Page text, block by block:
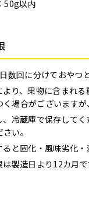
50g以内
数回に分けておやつ
り、果物に含まれ
場合がございますが
、冷蔵庫で保存して
い。
と固化・風味劣化・
製造日より12カ月で